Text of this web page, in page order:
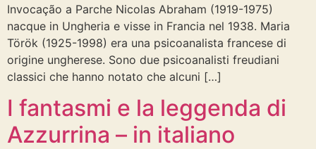
Invocação a Parche Nicolas Abraham (1919-1975)
nacque in Ungheria e visse in Francia nel 1938. Maria
Török (1925-1998) era una psicoanalista francese di
origine ungherese. Sono due psicoanalisti freudiani
classici che hanno notato che alcuni […]
I fantasmi e la leggenda di
Azzurrina – in italiano